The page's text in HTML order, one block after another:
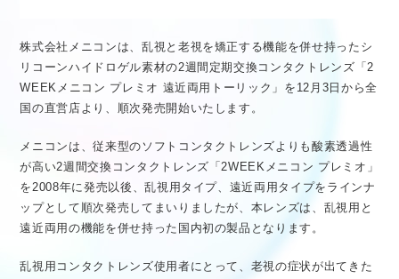
株式会社メニコンは、乱視と老視を矯正する機能を併せ持ったシ
リコーンハイドロゲル素材の2週間定期交換コンタクトレンズ「2
WEEKメニコン プレミオ 遠近両用トーリック」を12月3日から全
国の直営店より、順次発売開始いたします。
メニコンは、従来型のソフトコンタクトレンズよりも酸素透過性
が高い2週間交換コンタクトレンズ「2WEEKメニコン プレミオ」
を2008年に発売以後、乱視用タイプ、遠近両用タイプをラインナ
ップとして順次発売してまいりましたが、本レンズは、乱視用と
遠近両用の機能を併せ持った国内初の製品となります。
乱視用コンタクトレンズ使用者にとって、老視の症状が出てきた